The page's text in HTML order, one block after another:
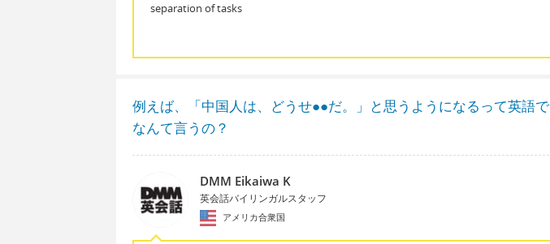
separation of tasks
例えば、「中国人は、どうせ●●だ。」と思うようになるって英語で
なんて言うの？
DMM Eikaiwa K
英会話バイリンガルスタッフ
アメリカ合衆国